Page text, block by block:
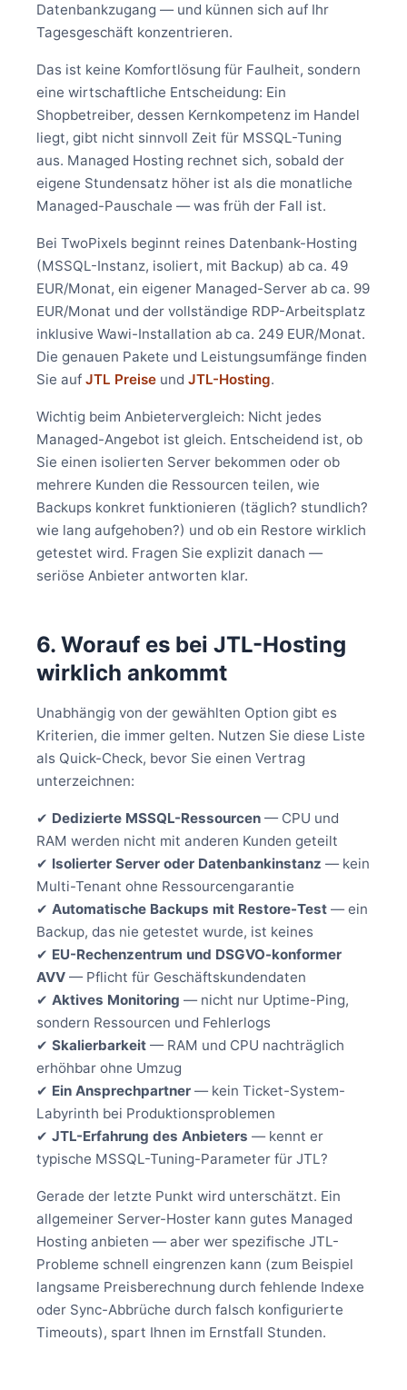
Datenbankzugang — und künnen sich auf Ihr
Tagesgeschäft konzentrieren.
Das ist keine Komfortlösung für Faulheit, sondern
eine wirtschaftliche Entscheidung: Ein
Shopbetreiber, dessen Kernkompetenz im Handel
liegt, gibt nicht sinnvoll Zeit für MSSQL-Tuning
aus. Managed Hosting rechnet sich, sobald der
eigene Stundensatz höher ist als die monatliche
Managed-Pauschale — was früh der Fall ist.
Bei TwoPixels beginnt reines Datenbank-Hosting
(MSSQL-Instanz, isoliert, mit Backup) ab ca. 49
EUR/Monat, ein eigener Managed-Server ab ca. 99
EUR/Monat und der vollständige RDP-Arbeitsplatz
inklusive Wawi-Installation ab ca. 249 EUR/Monat.
Die genauen Pakete und Leistungsumfänge finden
Sie auf JTL Preise und JTL-Hosting.
Wichtig beim Anbietervergleich: Nicht jedes
Managed-Angebot ist gleich. Entscheidend ist, ob
Sie einen isolierten Server bekommen oder ob
mehrere Kunden die Ressourcen teilen, wie
Backups konkret funktionieren (täglich? stundlich?
wie lang aufgehoben?) und ob ein Restore wirklich
getestet wird. Fragen Sie explizit danach —
seriöse Anbieter antworten klar.
6. Worauf es bei JTL-Hosting
wirklich ankommt
Unabhängig von der gewählten Option gibt es
Kriterien, die immer gelten. Nutzen Sie diese Liste
als Quick-Check, bevor Sie einen Vertrag
unterzeichnen:
✔ Dedizierte MSSQL-Ressourcen — CPU und
RAM werden nicht mit anderen Kunden geteilt
✔ Isolierter Server oder Datenbankinstanz — kein
Multi-Tenant ohne Ressourcengarantie
✔ Automatische Backups mit Restore-Test — ein
Backup, das nie getestet wurde, ist keines
✔ EU-Rechenzentrum und DSGVO-konformer
AVV — Pflicht für Geschäftskundendaten
✔ Aktives Monitoring — nicht nur Uptime-Ping,
sondern Ressourcen und Fehlerlogs
✔ Skalierbarkeit — RAM und CPU nachträglich
erhöhbar ohne Umzug
✔ Ein Ansprechpartner — kein Ticket-System-
Labyrinth bei Produktionsproblemen
✔ JTL-Erfahrung des Anbieters — kennt er
typische MSSQL-Tuning-Parameter für JTL?
Gerade der letzte Punkt wird unterschätzt. Ein
allgemeiner Server-Hoster kann gutes Managed
Hosting anbieten — aber wer spezifische JTL-
Probleme schnell eingrenzen kann (zum Beispiel
langsame Preisberechnung durch fehlende Indexe
oder Sync-Abbrüche durch falsch konfigurierte
Timeouts), spart Ihnen im Ernstfall Stunden.